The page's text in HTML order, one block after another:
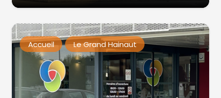
Accueil Le Grand Hainaut